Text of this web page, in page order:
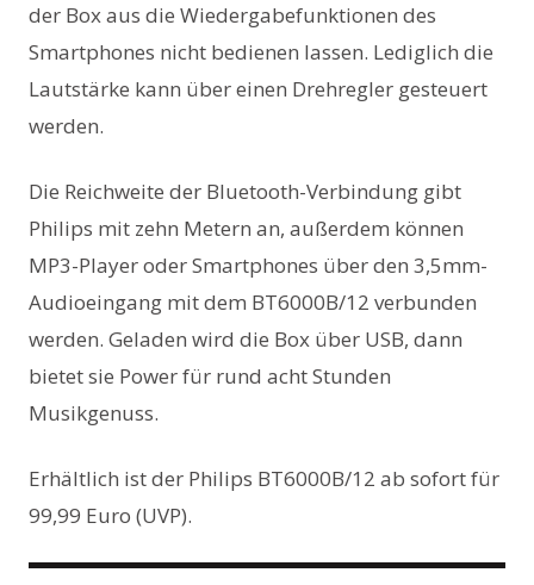
der Box aus die Wiedergabefunktionen des
Smartphones nicht bedienen lassen. Lediglich die
Lautstärke kann über einen Drehregler gesteuert
werden.
Die Reichweite der Bluetooth-Verbindung gibt
Philips mit zehn Metern an, außerdem können
MP3-Player oder Smartphones über den 3,5mm-
Audioeingang mit dem BT6000B/12 verbunden
werden. Geladen wird die Box über USB, dann
bietet sie Power für rund acht Stunden
Musikgenuss.
Erhältlich ist der Philips BT6000B/12 ab sofort für
99,99 Euro (UVP).